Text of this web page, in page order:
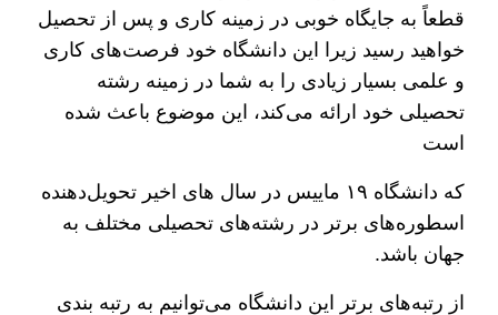
قطعاً به جایگاه خوبی در زمینه کاری و پس از تحصیل
خواهید رسید زیرا این دانشگاه خود فرصت‌های کاری
و علمی بسیار زیادی را به شما در زمینه رشته
تحصیلی خود ارائه می‌کند، این موضوع باعث شده
است
که دانشگاه ۱۹ ماییس در سال های اخیر تحویل‌دهنده
اسطوره‌های برتر در رشته‌های تحصیلی مختلف به
جهان باشد.
از رتبه‌های برتر این دانشگاه می‌توانیم به رتبه بندی